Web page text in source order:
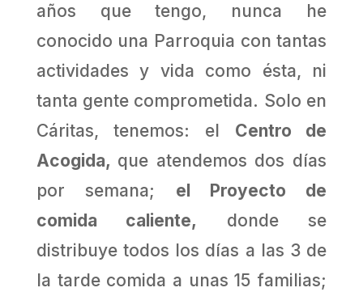
años que tengo, nunca he
conocido una Parroquia con tantas
actividades y vida como ésta, ni
tanta gente comprometida. Solo en
Cáritas, tenemos: el Centro de
Acogida, que atendemos dos días
por semana; el Proyecto de
comida caliente, donde se
distribuye todos los días a las 3 de
la tarde comida a unas 15 familias;